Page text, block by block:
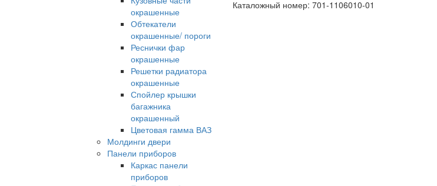
окрашенные
Обтекатели
окрашенные/ пороги
Реснички фар
окрашенные
Решетки радиатора
окрашенные
Спойлер крышки
багажника
окрашенный
Цветовая гамма ВАЗ
Молдинги двери
Панели приборов
Каркас панели
приборов
Каталожный номер: 701-1106010-01